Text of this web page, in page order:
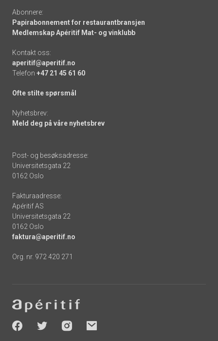
Abonnere:
Papirabonnement for restaurantbransjen
Medlemskap Apéritif Mat- og vinklubb
Kontakt oss:
aperitif@aperitif.no
Telefon +47 21 45 61 60
Ofte stilte spørsmål
Nyhetsbrev:
Meld deg på våre nyhetsbrev
Post- og besøksadresse:
Universitetsgata 22
0162 Oslo
Fakturaadresse:
Apéritif AS
Universitetsgata 22
0162 Oslo
faktura@aperitif.no
Org. nr. 972 420 271
-
socials